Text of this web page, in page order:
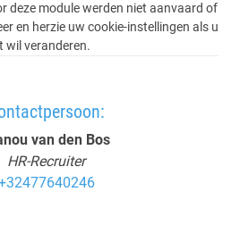
deze module werden niet aanvaard of
en herzie uw cookie-instellingen als u
wil veranderen.
van den Bos
HR-Recruiter